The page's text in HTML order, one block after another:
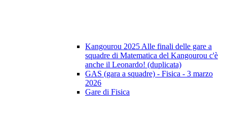
Kangourou 2025 Alle finali delle gare a
squadre di Matematica del Kangourou c'è
anche il Leonardo! (duplicata)
GAS (gara a squadre) - Fisica - 3 marzo
2026
Gare di Fisica